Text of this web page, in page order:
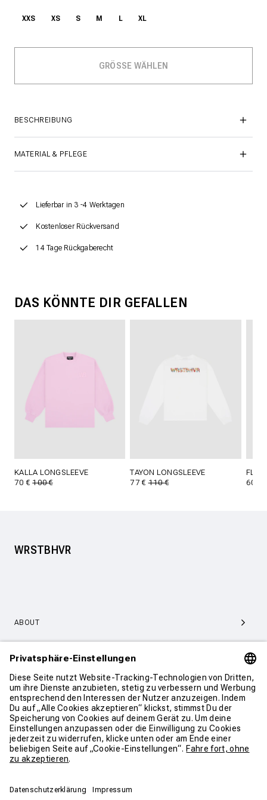
XXS XS S M L XL
BESCHREIBUNG
MATERIAL & PFLEGE
Lieferbar in 3 -4 Werktagen
Kostenloser Rückversand
14 Tage Rückgaberecht
DAS KÖNNTE DIR GEFALLEN
KALLA LONGSLEEVE
70 €100 €
TAYON LONGSLEEVE
77 €110 €
60 €
WRSTBHVR
ABOUT
SERVICE & SUPPORT
KONTAKT